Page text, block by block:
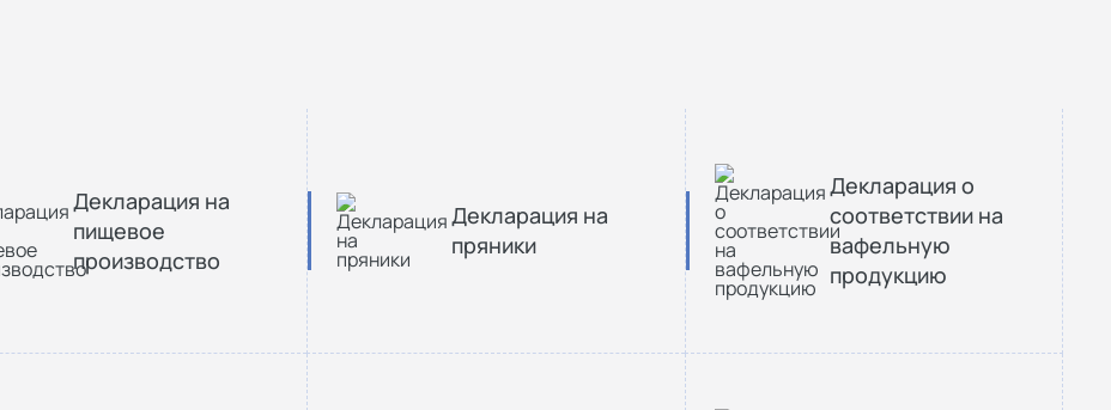
Декларация на
пищевое
производство
Декларация на
пряники
Декларация о
соответствии на
вафельную
продукцию